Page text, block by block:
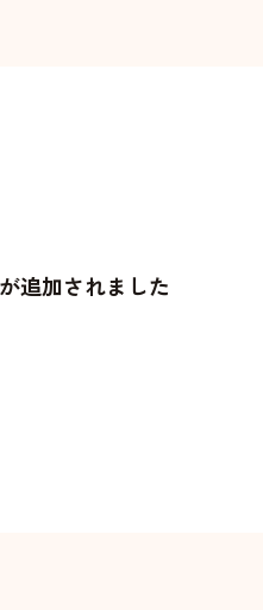
追加されました